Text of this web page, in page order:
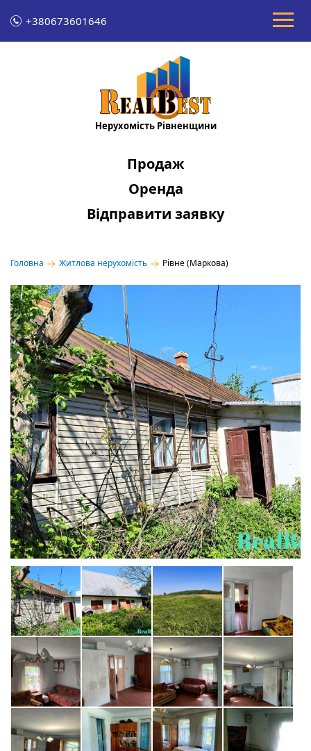
+380673601646
Нерухомість Рівненщини
Продаж
Оренда
Відправити заявку
Головна Житлова нерухомість Рівне (Маркова)